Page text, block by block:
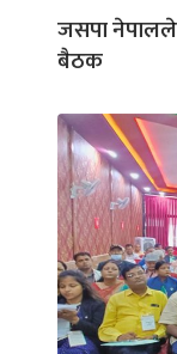
जसपा नेपालले
बैठक